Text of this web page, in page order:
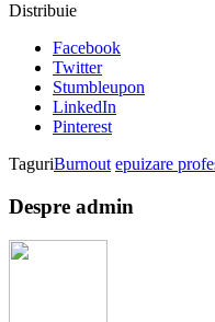
Distribuie
Facebook
Twitter
Stumbleupon
LinkedIn
Pinterest
TaguriBurnout epuizare
Despre admin